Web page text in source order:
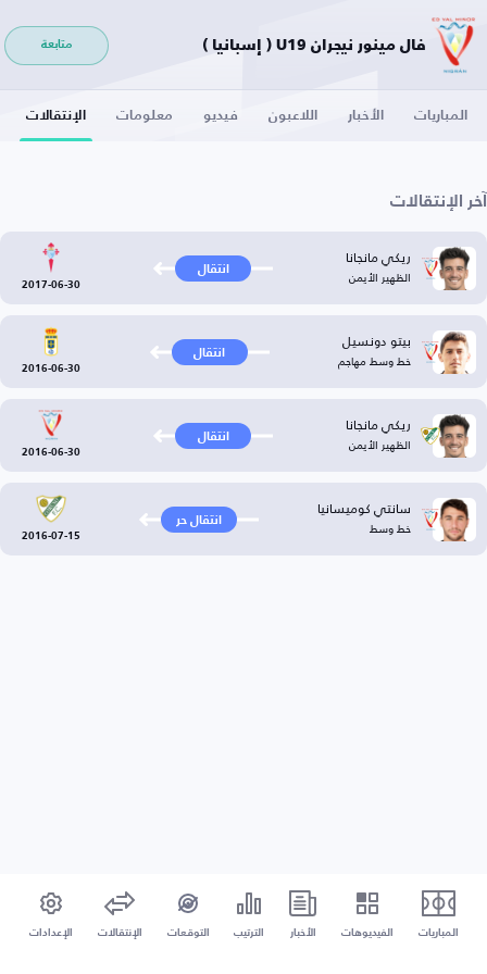
فال مينور نيجران U19 ( إسبانيا ) متابعة
المباريات الأخبار اللاعبون فيديو معلومات الإنتقالات
آخر الإنتقالات
ريكي مانجانا
الظهير الأيمن انتقال
2017-06-30
بيتو دونسيل
خط وسط مهاجم انتقال
2016-06-30
ريكي مانجانا
الظهير الأيمن انتقال
2016-06-30
سانتي كوميسانيا
خط وسط انتقال حر
2016-07-15
المباريات الفيديوهات الأخبار الترتيب التوقعات الإنتقالات الإعدادات